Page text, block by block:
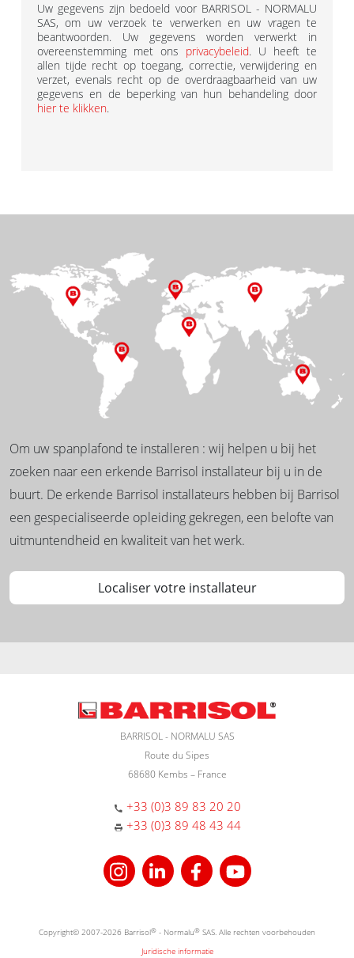
Uw gegevens zijn bedoeld voor BARRISOL - NORMALU
SAS, om uw verzoek te verwerken en uw vragen te
beantwoorden. Uw gegevens worden verwerkt in
overeenstemming met ons privacybeleid. U heeft te
allen tijde recht op toegang, correctie, verwijdering en
verzet, evenals recht op de overdraagbaarheid van uw
gegevens en de beperking van hun behandeling door
hier te klikken.
Om uw spanplafond te installeren : wij helpen u bij het
zoeken naar een erkende Barrisol installateur bij u in de
buurt. De erkende Barrisol installateurs hebben bij Barrisol
een gespecialiseerde opleiding gekregen, een belofte van
uitmuntendheid en kwaliteit van het werk.
Localiser votre installateur
BARRISOL - NORMALU SAS
Route du Sipes
68680 Kembs – France
+33 (0)3 89 83 20 20
+33 (0)3 89 48 43 44
Copyright© 2007-2026 Barrisol® - Normalu® SAS. Alle rechten voorbehouden
Juridische informatie